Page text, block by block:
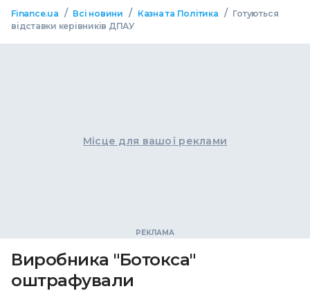
Finance.ua / Всі новини / Казна та Політика / Готуються
відставки керівників ДПАУ
Місце для вашої реклами
Виробника "Ботокса"
оштрафували